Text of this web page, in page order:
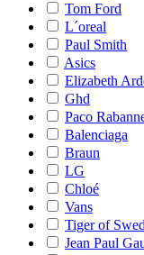
Tom Ford
L´oreal
Paul Smith
Asics
Elizabeth
Ghd
Paco
Balenciaga
Braun
LG
Chloé
Vans
Tiger of
Jean Paul